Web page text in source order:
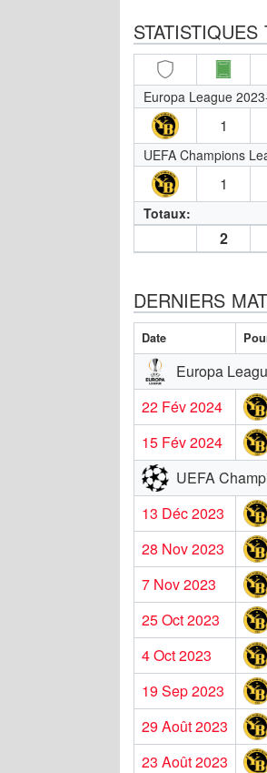
STATISTIQUES
Europa League
1
UEFA Champions
1
Totaux:
2
DERNIERS
Date
Europa
22 Fév 2024
15 Fév 2024
UEFA
13 Déc 2023
28 Nov 2023
7 Nov 2023
25 Oct 2023
4 Oct 2023
19 Sep 2023
29 Août 2023
23 Août 2023